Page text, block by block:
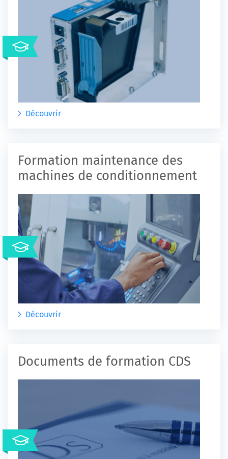
Découvrir
Formation maintenance des
machines de conditionnement
Découvrir
Documents de formation CDS